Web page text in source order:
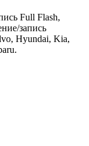
Full Flash,
запись
Hyundai, Kia,